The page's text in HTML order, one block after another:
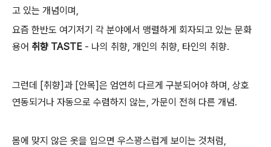
고 있는 개념이며,
요즘 한반도 여기저기 각 분야에서 맹렬하게 회자되고 있는 문화
용어 취향 TASTE - 나의 취향, 개인의 취향, 타인의 취향.
그런데 [취향]과 [안목]은 엄연히 다르게 구분되어야 하며, 상호
연동되거나 자동으로 수렴하지 않는, 가문이 전혀 다른 개념.
몸에 맞지 않은 옷을 입으면 우스꽝스럽게 보이는 것처럼,